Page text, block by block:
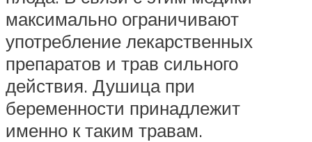
максимально ограничивают
употребление лекарственных
препаратов и трав сильного
действия. Душица при
беременности принадлежит
именно к таким травам.